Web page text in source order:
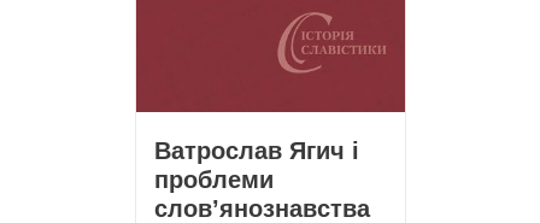
Ватрослав Ягич і
проблеми
слов’янознавства